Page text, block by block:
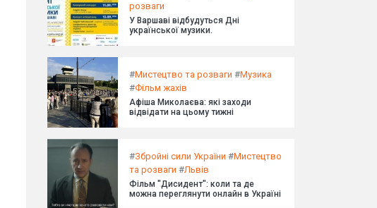
розваги
У Варшаві відбудуться Дні
української музики.
#Мистецтво та розваги #Музика
#Фільм жахів
Афіша Миколаєва: які заходи
відвідати на цьому тижні
#Збройні сили України #Мистецтво
та розваги #Львів
Фільм "Дисидент": коли та де
можна переглянути онлайн в Україні